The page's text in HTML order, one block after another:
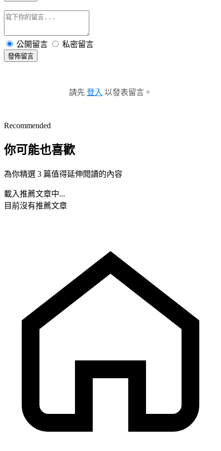
公開留言 私密留言
發佈留言
請先 登入 以發表留言。
Recommended
你可能也喜歡
為你精選 3 篇值得延伸閱讀的內容
載入推薦文章中...
目前沒有推薦文章